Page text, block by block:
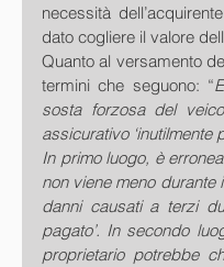
necessità
dato cogliere il valore
Quanto al versamento
termini che seguono: “
sosta forzosa del
assicurativo ‘inutilmente
In primo luogo, è
non viene meno
danni causati a terzi
pagato’. In secondo
proprietario potrebbe